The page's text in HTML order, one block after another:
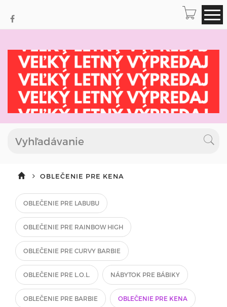
OBLEČENIE PRE KENA
OBLEČENIE PRE LABUBU
OBLEČENIE PRE RAINBOW HIGH
OBLEČENIE PRE CURVY BARBIE
OBLEČENIE PRE L.O.L. NÁBYTOK PRE BÁBIKY
OBLEČENIE PRE BARBIE OBLEČENIE PRE KENA